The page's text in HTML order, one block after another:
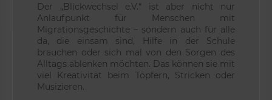
Der „Blickwechsel e.V.“ ist aber nicht nur
Anlaufpunkt für Menschen mit
Migrationsgeschichte – sondern auch für alle
da, die einsam sind, Hilfe in der Schule
brauchen oder sich mal von den Sorgen des
Alltags ablenken möchten. Das können sie mit
viel Kreativität beim Töpfern, Stricken oder
Musizieren.